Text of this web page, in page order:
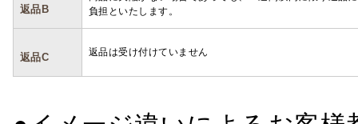
返品B
負担といたします。
返品C 返品は受け付けていません